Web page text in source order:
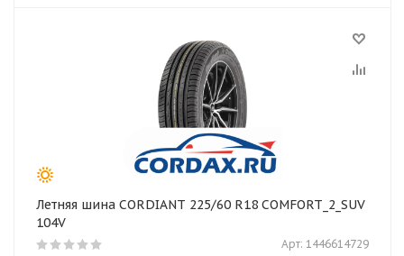
Летняя шина CORDIANT 225/60 R18 COMFORT_2_SUV
104V
Арт: 1446614729